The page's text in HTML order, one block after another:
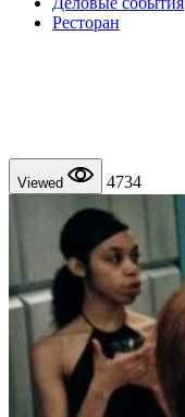
Ресторан
Viewed 4734